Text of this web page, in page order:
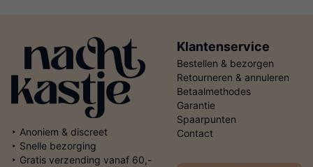
‣ Anoniem & discreet
‣ Snelle bezorging
‣ Gratis verzending vanaf 60,-
Klantenservice
Bestellen & bezorgen
Retourneren & annuleren
Betaalmethodes
Garantie
Spaarpunten
Contact